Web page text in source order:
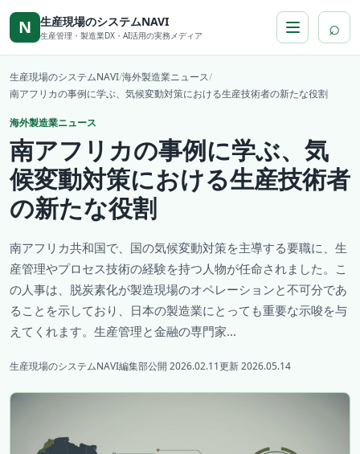
本文へ移動
N 生産現場のシステムNAVI
生産管理・製造業DX・AI活用の実務メディア ⌕
生産現場のシステムNAVI/海外製造業ニュース/
南アフリカの事例に学ぶ、気候変動対策における生産技術者の新たな役割
海外製造業ニュース
南アフリカの事例に学ぶ、気
候変動対策における生産技術者
の新たな役割
南アフリカ共和国で、国の気候変動対策を主導する要職に、生
産管理やプロセス技術の経験を持つ人物が任命されました。こ
の人事は、脱炭素化が製造現場のオペレーションと不可分であ
ることを示しており、日本の製造業にとっても重要な示唆を与
えてくれます。生産管理と金融の専門家...
生産現場のシステムNAVI編集部公開 2026.02.11更新 2026.05.14